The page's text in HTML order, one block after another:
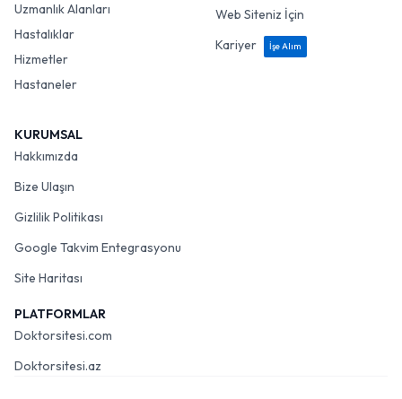
Uzmanlık Alanları
Hastalıklar
Hizmetler
Hastaneler
Web Siteniz İçin
Kariyer
İşe Alım
KURUMSAL
Hakkımızda
Bize Ulaşın
Gizlilik Politikası
Google Takvim Entegrasyonu
Site Haritası
PLATFORMLAR
Doktorsitesi.com
Doktorsitesi.az